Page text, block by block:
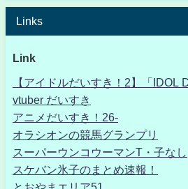
Links
Link
【アイドルだいすき！2】「IDOL
vtuber だいすき
アニメだいすき！26-
オラシオンの競馬グランプリ
スーパーウンコウーマンT・子なし
スケバン氷子のまとめ速報！